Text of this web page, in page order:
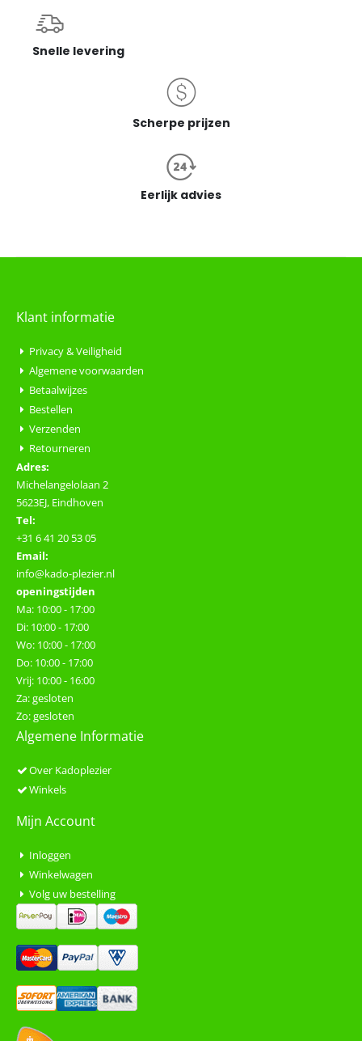
Snelle levering
Scherpe prijzen
Eerlijk advies
Klant informatie
Privacy & Veiligheid
Algemene voorwaarden
Betaalwijzes
Bestellen
Verzenden
Retourneren
Adres:
Michelangelolaan 2
5623EJ, Eindhoven
Tel:
+31 6 41 20 53 05
Email:
info@kado-plezier.nl
openingstijden
Ma: 10:00 - 17:00
Di: 10:00 - 17:00
Wo: 10:00 - 17:00
Do: 10:00 - 17:00
Vrij: 10:00 - 16:00
Za: gesloten
Zo: gesloten
Algemene Informatie
Over Kadoplezier
Winkels
Mijn Account
Inloggen
Winkelwagen
Volg uw bestelling